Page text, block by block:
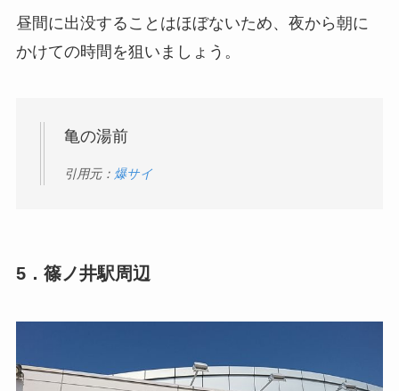
昼間に出没することはほぼないため、夜から朝に
かけての時間を狙いましょう。
亀の湯前
引用元： 爆サイ
5．篠ノ井駅周辺